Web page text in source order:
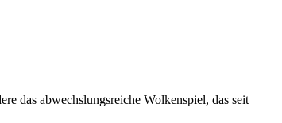
das abwechslungsreiche Wolkenspiel, das seit